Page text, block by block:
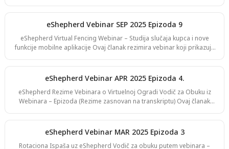
Država, kao i uvidima u integraciju virtuelnog ograđivanja, merenja
težine na pašnjaku (StrongBō AutoWeigher) i naprednih sistema
ispaše. Sesija je uključivala prezentacije od: Mark Dempsey – Men
eShepherd Vebinar SEP 2025 Epizoda 9
eShepherd Virtual Fencing Webinar – Studija slučaja kupca i nove
funkcije mobilne aplikacije Ovaj članak rezimira vebinar koji prikazuje
podelio svoje iskustvo primene virtuelnog ograđivanja za krava–tele
sistem, rotacionu ispašu i upravljanje stokom na više blokova. Uvod
Sesija je započela demonstracijom novih alata u mobilnoj aplikaciji, a
zat
eShepherd Vebinar APR 2025 Epizoda 4.
eShepherd Rezime Vebinara o Virtuelnoj Ogradi Vodič za Obuku iz
Webinara – Epizoda (Rezime zasnovan na transkriptu) Ovaj članak
obuhvatila osnovnu navigaciju platforme, postavljanje virtuelnih
pašnjaka, trening životinja, iskorišćenost paše, napredne strategije
kretanja i studije slučaja iz stvarnog sveta sa proizvođačima iz SAD-a
eShepherd Vebinar MAR 2025 Epizoda 3
Rotaciona Ispaša uz eShepherd Vodič za obuku putem vebinara –